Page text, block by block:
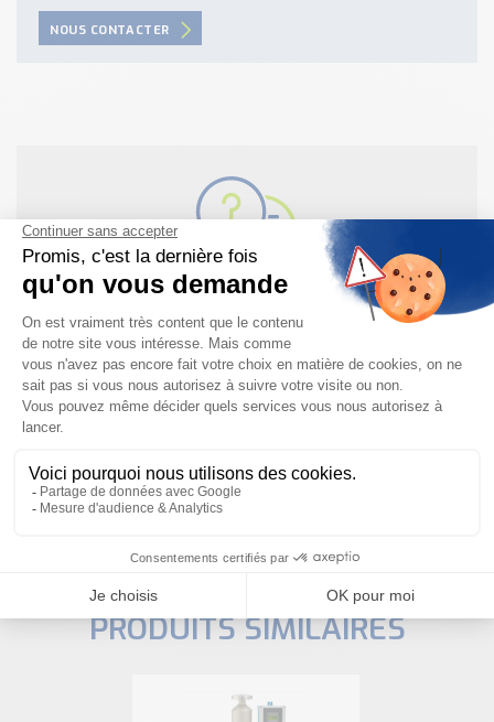
NOUS CONTACTER
Besoin d'aide pour choisir votre
produit ?
Nous sommes à votre disposition pour définir
votre projet
PRODUITS SIMILAIRES